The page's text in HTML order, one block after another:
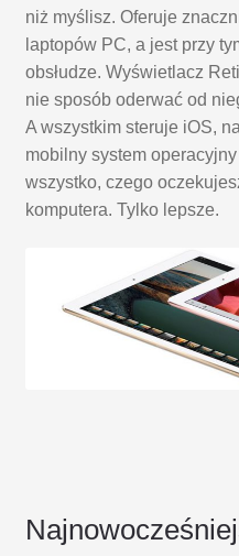
niż myślisz. Oferuje
laptopów PC, a jest przy
obsłudze. Wyświetlacz
nie sposób oderwać od
A wszystkim steruje iOS,
mobilny system
wszystko, czego
komputera. Tylko lepsze.